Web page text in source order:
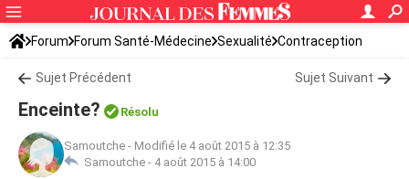
Forum Forum Santé-Médecine Sexualité Contraception
Sujet Précédent Sujet Suivant
Enceinte? Résolu
Samoutche - Modifié le 4 août 2015 à 12:35
Samoutche - 4 août 2015 à 14:00